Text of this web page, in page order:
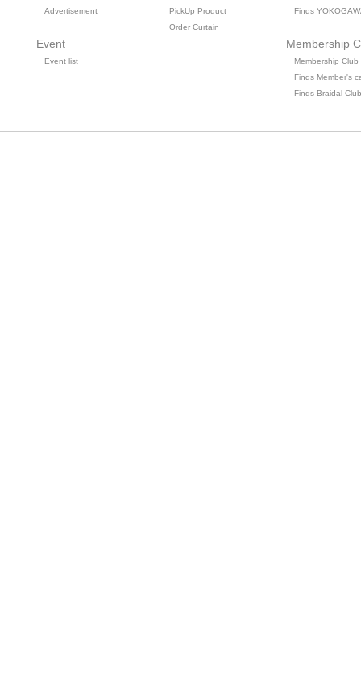
Advertisement
Event
Event list
PickUp Product
Order Curtain
Finds
Membership
Membership Club
Finds Member's
Finds Braidal Club